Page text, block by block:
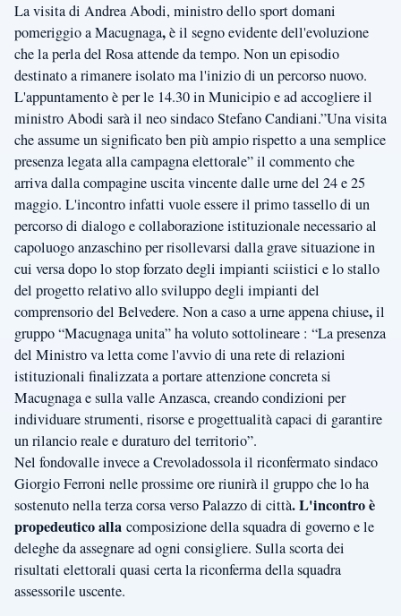
La visita di Andrea Abodi, ministro dello sport domani
pomeriggio a Macugnaga,è il segno evidente dell'evoluzione
che la perla del Rosa attende da tempo. Non un episodio
destinato a rimanere isolato ma l'inizio di un percorso nuovo.
L'appuntamento è per le 14.30 in Municipio e ad accogliere il
ministro Abodi sarà il neo sindaco Stefano Candiani.”Una visita
che assume un significato ben più ampio rispetto a una semplice
presenza legata alla campagna elettorale” il commento che
arriva dalla compagine uscita vincente dalle urne del 24 e 25
maggio. L'incontro infatti vuole essere il primo tassello di un
percorso di dialogo e collaborazione istituzionale necessario al
capoluogo anzaschino per risollevarsi dalla grave situazione in
cui versa dopo lo stop forzato degli impianti sciistici e lo stallo
del progetto relativo allo sviluppo degli impianti del
comprensorio del Belvedere. Nona caso a urne appena chiuse,il
gruppo “Macugnaga unita” ha voluto sottolineare : “La presenza
del Ministro va letta come l'avvio di una rete di relazioni
istituzionali finalizzata a portare attenzione concreta si
Macugnaga e sulla valle Anzasca, creando condizioni per
individuare strumenti, risorse e progettualità capaci di garantire
un rilancio reale e duraturo del territorio”.
Nel fondovalle invece a Crevoladossola il riconfermato sindaco
Giorgio Ferroni nelle prossime ore riunirà il gruppo che lo ha
sostenuto nella terza corsa verso Palazzo di città. L'incontro è
propedeutico alla composizione della squadra di governo e le
deleghe da assegnare ad ogni consigliere. Sulla scorta dei
risultati elettorali quasi certa la riconferma della squadra
assessorile uscente.